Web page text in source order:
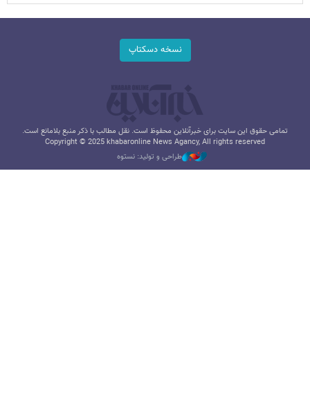
نسخه دسکتاپ
تمامی حقوق این سایت برای خبرآنلاین محفوظ است. نقل مطالب با ذکر منبع بلامانع است.
Copyright © 2025 khabaronline News Agancy, All rights reserved
طراحی و تولید: نستوه